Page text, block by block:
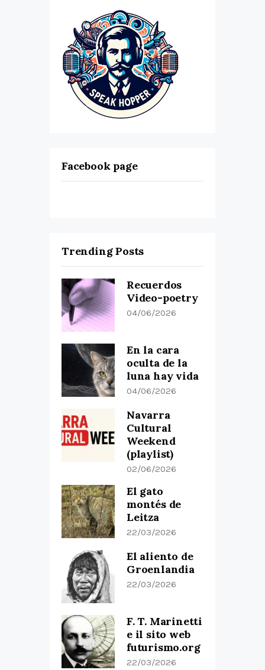
Facebook page
Trending Posts
Recuerdos
Video-poetry
04/06/2026
En la cara
oculta de la
luna hay vida
04/06/2026
Navarra
Cultural
Weekend
(playlist)
02/06/2026
El gato
montés de
Leitza
22/03/2026
El aliento de
Groenlandia
22/03/2026
F. T. Marinetti
e il sito web
futurismo.org
22/03/2026